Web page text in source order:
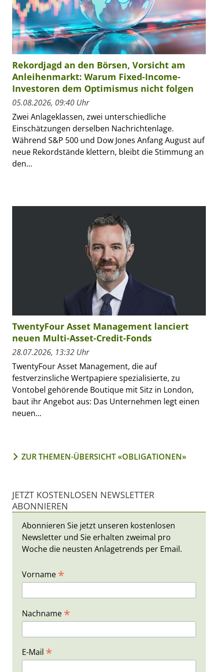
Rekordjagd an den Börsen, Vorsicht am
Anleihenmarkt: Warum Fixed-Income-
Investoren dem Optimismus nicht folgen
05.08.2026, 09:40 Uhr
Zwei Anlageklassen, zwei unterschiedliche
Einschätzungen derselben Nachrichtenlage.
Während S&P 500 und Dow Jones Anfang August auf
neue Rekordstände klettern, bleibt die Stimmung an
den...
TwentyFour Asset Management lanciert
neuen Multi-Asset-Credit-Fonds
28.07.2026, 13:32 Uhr
TwentyFour Asset Management, die auf
festverzinsliche Wertpapiere spezialisierte, zu
Vontobel gehörende Boutique mit Sitz in London,
baut ihr Angebot aus: Das Unternehmen legt einen
neuen...
ZUR THEMEN-ÜBERSICHT «OBLIGATIONEN»
JETZT KOSTENLOSEN NEWSLETTER
ABONNIEREN
Abonnieren Sie jetzt unseren kostenlosen
Newsletter und Sie erhalten zweimal pro
Woche die neusten Anlagetrends per Email.
Vorname *
Nachname *
E-Mail *